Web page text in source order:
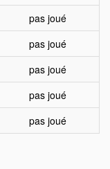
pas joué
pas joué
pas joué
pas joué
pas joué